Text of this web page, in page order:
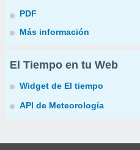
PDF
Más información
El Tiempo en tu Web
Widget de El tiempo
API de Meteorología